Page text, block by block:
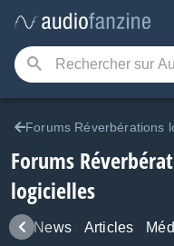
Forums Réverbérations
Forums
logicielles
News Articles